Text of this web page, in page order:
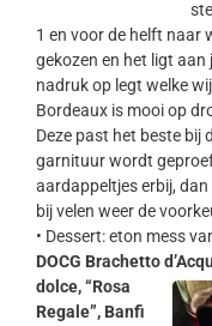
1 en voor de helft naar
gekozen en het ligt aan
nadruk op legt welke
Bordeaux is mooi op
Deze past het beste bij
garnituur wordt
aardappeltjes erbij, dan
bij velen weer de
• Dessert: eton mess
DOCG Brachetto
dolce, “Rosa
Regale”, Banfi